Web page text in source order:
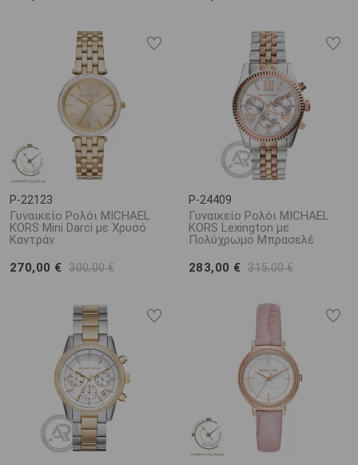
P-22123
Γυναικείο Ρολόι MICHAEL
KORS Mini Darci με Χρυσό
Καντράν
270,00 € 300,00 €
P-24409
Γυναικείο Ρολόι MICHAEL
KORS Lexington με
Πολύχρωμο Μπρασελέ
283,00 € 315,00 €